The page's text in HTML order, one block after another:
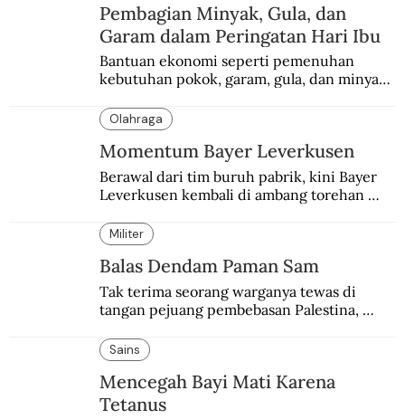
Pembagian Minyak, Gula, dan
Garam dalam Peringatan Hari Ibu
Bantuan ekonomi seperti pemenuhan
kebutuhan pokok, garam, gula, dan minyak
peringatan Hari Ibu.
Olahraga
Momentum Bayer Leverkusen
Berawal dari tim buruh pabrik, kini Bayer
Leverkusen kembali di ambang torehan
“Neverkusen”.
Militer
Balas Dendam Paman Sam
Tak terima seorang warganya tewas di
tangan pejuang pembebasan Palestina,
pembalasan.
Sains
Mencegah Bayi Mati Karena
Tetanus